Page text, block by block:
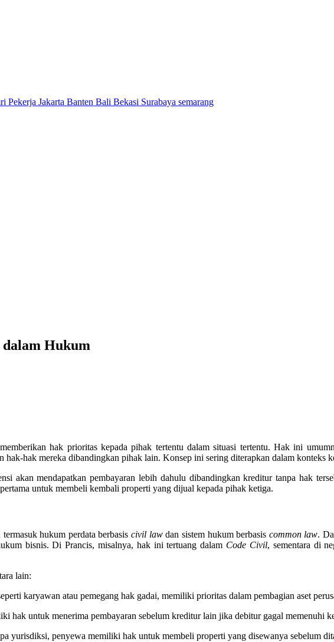
Hukum
hak prioritas kepada pihak tertentu dalam situasi tertentu. Hak ini
hak-hak mereka dibandingkan pihak lain. Konsep ini sering diterapkan dalam konteks
akan mendapatkan pembayaran lebih dahulu dibandingkan kreditur tanpa hak
untuk membeli kembali properti yang dijual kepada pihak ketiga.
hukum perdata berbasiscivil lawdan sistem hukum berbasis common law.
bisnis. Di Prancis, misalnya, hak ini tertuang dalam Code Civil, sementara di
lain:
karyawan atau pemegang hak gadai, memiliki prioritas dalam pembagian aset
hak untuk menerima pembayaran sebelum kreditur lain jika debitur gagal memenuhi
yurisdiksi, penyewa memiliki hak untuk membeli properti yang disewanya sebelum